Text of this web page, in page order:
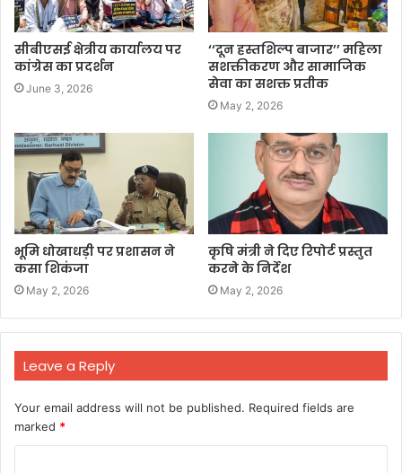
सीबीएसई क्षेत्रीय कार्यालय पर
कांग्रेस का प्रदर्शन
June 3, 2026
‘‘दून हस्तशिल्प बाजार’’ महिला
सशक्तीकरण और सामाजिक
सेवा का सशक्त प्रतीक
May 2, 2026
भूमि धोखाधड़ी पर प्रशासन ने
कसा शिकंजा
May 2, 2026
कृषि मंत्री ने दिए रिपोर्ट प्रस्तुत
करने के निर्देश
May 2, 2026
Leave a Reply
Your email address will not be published. Required fields are
marked *